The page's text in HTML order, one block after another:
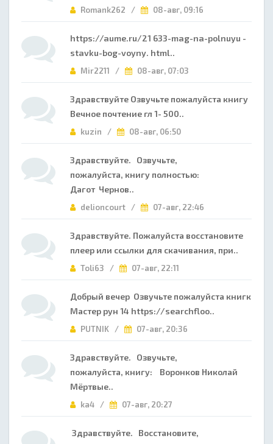
Romank262 / 08-авг, 09:16
https://aume.ru/21 633-mag-na-polnuyu -
stavku-bog-voyny. html..
Mir2211 / 08-авг, 07:03
Здравствуйте Озвучьте пожалуйста книгу
Вечное почтение гл 1- 500..
kuzin / 08-авг, 06:50
Здравствуйте. Озвучьте,
пожалуйста, книгу полностью:
Дагот Чернов..
delioncourt / 07-авг, 22:46
Здравствуйте. Пожалуйста восстановите
плеер или ссылки для скачивания, при..
Toli63 / 07-авг, 22:11
Добрый вечер Озвучьте пожалуйста книгк
Мастер рун 14 https://searchfloo..
PUTNIK / 07-авг, 20:36
Здравствуйте. Озвучьте,
пожалуйста, книгу: Воронков Николай
Мёртвые..
ka4 / 07-авг, 20:27
Здравствуйте. Восстановите,